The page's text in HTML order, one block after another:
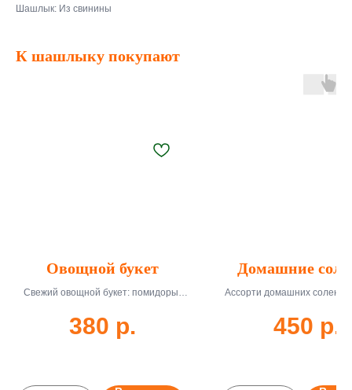
Шашлык: Из свинины
К шашлыку покупают
Овощной букет
Свежий овощной букет: помидоры,
45-55 мин.
380 р.
Домашние
Ассорти домашних
55 мин.
450 р.